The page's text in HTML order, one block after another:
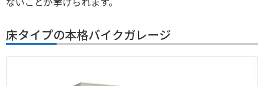
床タイプの本格バイクガレージ